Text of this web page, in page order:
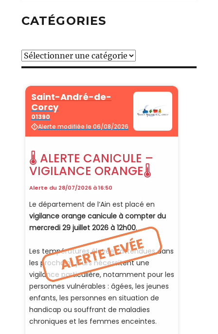
CATÉGORIES
Catégories